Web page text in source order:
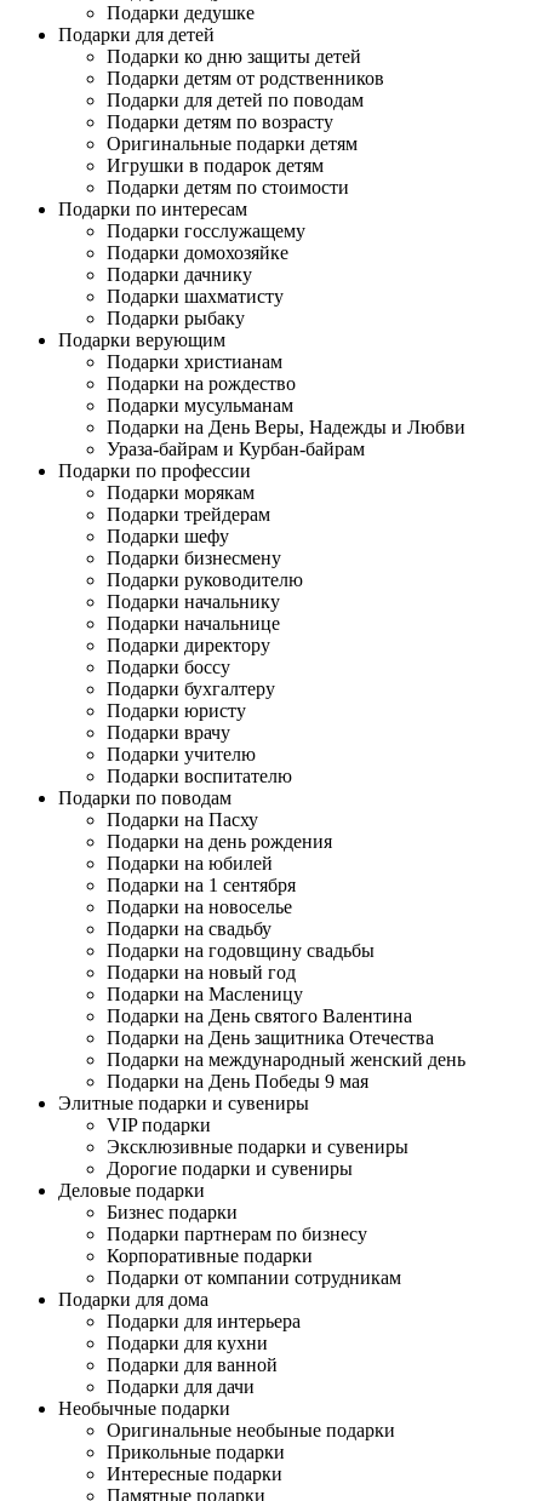
Подарки дедушке
Подарки для детей
Подарки ко дню защиты детей
Подарки детям от родственников
Подарки для детей по поводам
Подарки детям по возрасту
Оригинальные подарки детям
Игрушки в подарок детям
Подарки детям по стоимости
Подарки по интересам
Подарки госслужащему
Подарки домохозяйке
Подарки дачнику
Подарки шахматисту
Подарки рыбаку
Подарки верующим
Подарки христианам
Подарки на рождество
Подарки мусульманам
Подарки на День Веры, Надежды и Любви
Ураза-байрам и Курбан-байрам
Подарки по профессии
Подарки морякам
Подарки трейдерам
Подарки шефу
Подарки бизнесмену
Подарки руководителю
Подарки начальнику
Подарки начальнице
Подарки директору
Подарки боссу
Подарки бухгалтеру
Подарки юристу
Подарки врачу
Подарки учителю
Подарки воспитателю
Подарки по поводам
Подарки на Пасху
Подарки на день рождения
Подарки на юбилей
Подарки на 1 сентября
Подарки на новоселье
Подарки на свадьбу
Подарки на годовщину свадьбы
Подарки на новый год
Подарки на Масленицу
Подарки на День святого Валентина
Подарки на День защитника Отечества
Подарки на международный женский день
Подарки на День Победы 9 мая
Элитные подарки и сувениры
VIP подарки
Эксклюзивные подарки и сувениры
Дорогие подарки и сувениры
Деловые подарки
Бизнес подарки
Подарки партнерам по бизнесу
Корпоративные подарки
Подарки от компании сотрудникам
Подарки для дома
Подарки для интерьера
Подарки для кухни
Подарки для ванной
Подарки для дачи
Необычные подарки
Оригинальные необыные подарки
Прикольные подарки
Интересные подарки
Памятные подарки